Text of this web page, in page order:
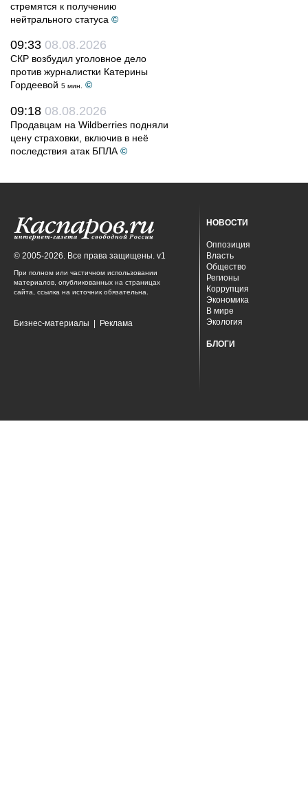
стремятся к получению
нейтрального статуса ©
09:33 08.08.2026
СКР возбудил уголовное дело
против журналистки Катерины
Гордеевой 5 мин. ©
09:18 08.08.2026
Продавцам на Wildberries подняли
цену страховки, включив в неё
последствия атак БПЛА ©
© 2005-2026. Все права защищены. v1
При полном или частичном использовании
материалов, опубликованных на страницах
сайта, ссылка на источник обязательна.
Бизнес-материалы Реклама
НОВОСТИ
Оппозиция
Власть
Общество
Регионы
Коррупция
Экономика
В мире
Экология
БЛОГИ